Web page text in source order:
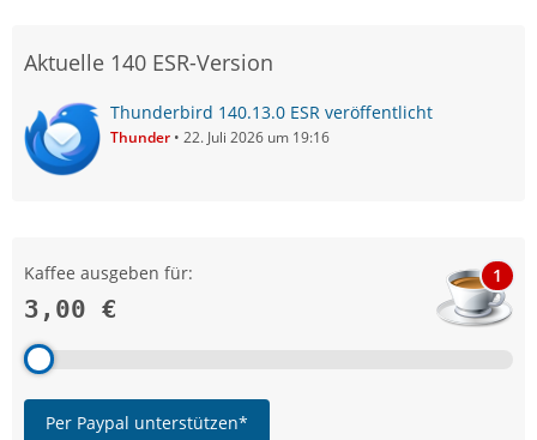
Aktuelle 140 ESR-Version
Thunderbird 140.13.0 ESR veröffentlicht
Thunder 22. Juli 2026 um 19:16
Kaffee ausgeben für:
3,00 €
1
Per Paypal unterstützen*